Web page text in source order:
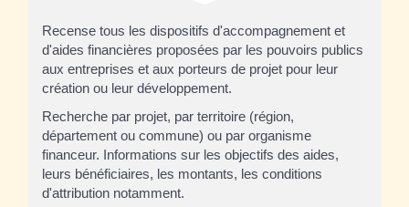
Recense tous les dispositifs d'accompagnement et
d'aides financières proposées par les pouvoirs publics
aux entreprises et aux porteurs de projet pour leur
création ou leur développement.
Recherche par projet, par territoire (région,
département ou commune) ou par organisme
financeur. Informations sur les objectifs des aides,
leurs bénéficiaires, les montants, les conditions
d'attribution notamment.